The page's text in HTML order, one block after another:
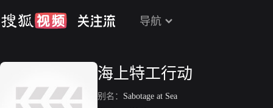
导航
海上特工行动
别名： Sabotage at Sea